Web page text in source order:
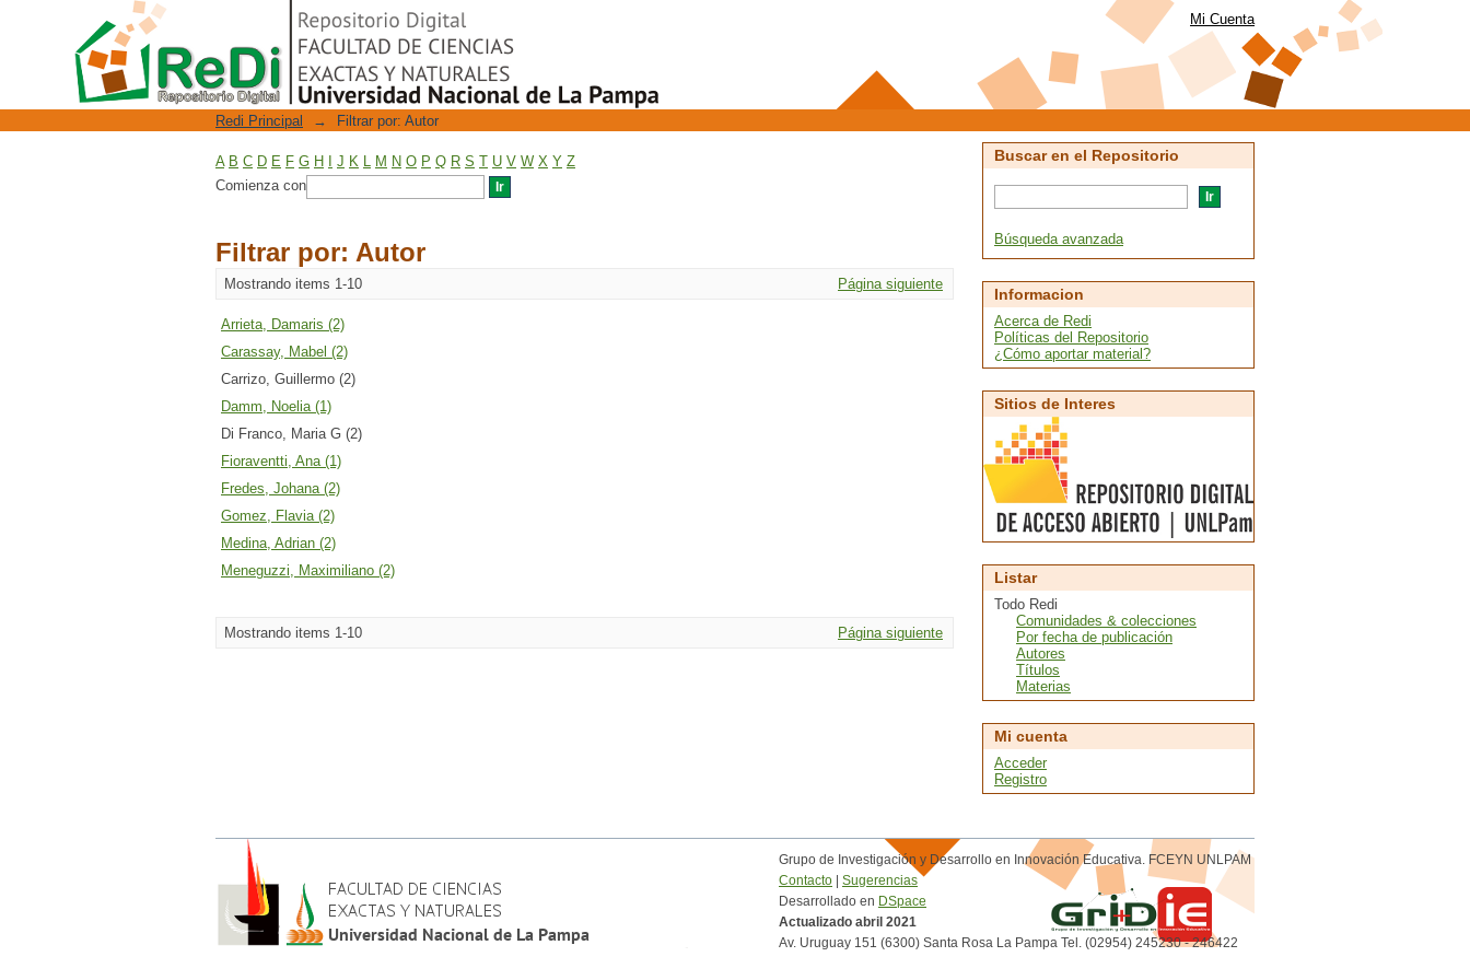
Filtrar por: Autor
Repositorio Digital Mi Cuenta
Redi Principal → Filtrar por: Autor
A B C D E F G H J K L M N O P Q R S T U V W X Y Z
Comienza con
Filtrar por: Autor
Mostrando items 1-10 Página siguiente
Arrieta, Damaris (2)
Carassay, Mabel (2)
Carrizo, Guillermo (2)
Damm, Noelia (1)
Di Franco, Maria G (2)
Fioraventti, Ana (1)
Fredes, Johana (2)
Gomez, Flavia (2)
Medina, Adrian (2)
Meneguzzi, Maximiliano (2)
Mostrando items 1-10 Página siguiente
Buscar en el Repositorio
Búsqueda avanzada
Informacion
Acerca de Redi
Políticas del Repositorio
¿Cómo aportar material?
Sitios de Interes
Listar
Todo Redi
Comunidades & colecciones
Por fecha de publicación
Autores
Títulos
Materias
Mi cuenta
Acceder
Registro
Grupo de Investigación y Desarrollo en Innovación Educativa. FCEYN UNLPAM
Contacto | Sugerencias
Desarrollado en DSpace
Actualizado abril 2021
Av. Uruguay 151 (6300) Santa Rosa La Pampa Tel. (02954) 245230 - 246422